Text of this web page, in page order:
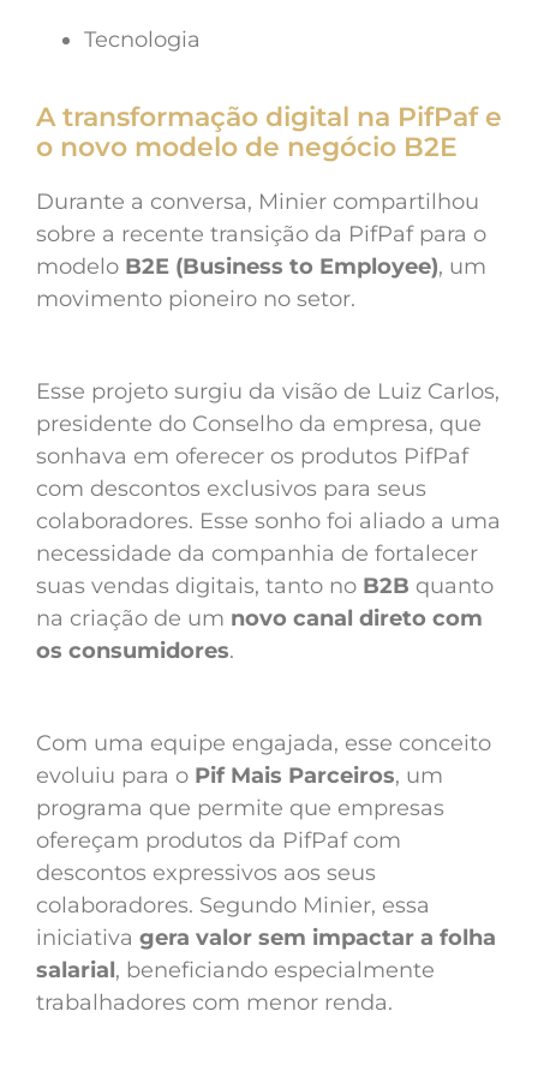
Tecnologia
A transformação digital na PifPaf e
o novo modelo de negócio B2E
Durante a conversa, Minier compartilhou
sobre a recente transição da PifPaf para o
modelo B2E (Business to Employee), um
movimento pioneiro no setor.
Esse projeto surgiu da visão de Luiz Carlos,
presidente do Conselho da empresa, que
sonhava em oferecer os produtos PifPaf
com descontos exclusivos para seus
colaboradores. Esse sonho foi aliado a uma
necessidade da companhia de fortalecer
suas vendas digitais, tanto no B2B quanto
na criação de um novo canal direto com
os consumidores.
Com uma equipe engajada, esse conceito
evoluiu para o Pif Mais Parceiros, um
programa que permite que empresas
ofereçam produtos da PifPaf com
descontos expressivos aos seus
colaboradores. Segundo Minier, essa
iniciativa gera valor sem impactar a folha
salarial, beneficiando especialmente
trabalhadores com menor renda.